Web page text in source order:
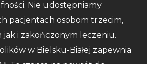
Nie udostępniamy
pacjentach osobom trzecim,
i zakończonym leczeniu.
w Bielsku-Białej zapewnia